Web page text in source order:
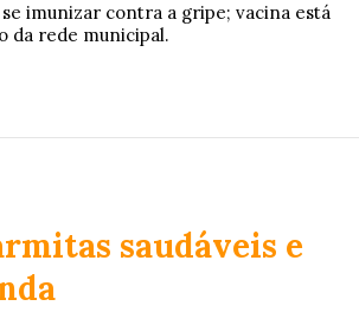
imunizar contra a gripe; vacina está
da rede municipal.
saudáveis e